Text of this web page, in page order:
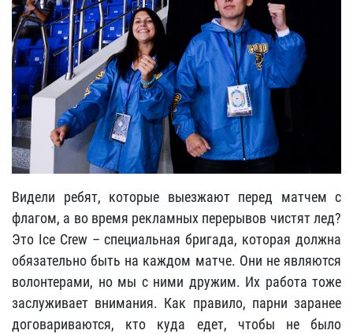
Видели ребят, которые выезжают перед матчем с
флагом, а во время рекламных перерывов чистят лед?
Это Ice Crew – специальная бригада, которая должна
обязательно быть на каждом матче. Они не являются
волонтерами, но мы с ними дружим. Их работа тоже
заслуживает внимания. Как правило, парни заранее
договариваются, кто куда едет, чтобы не было